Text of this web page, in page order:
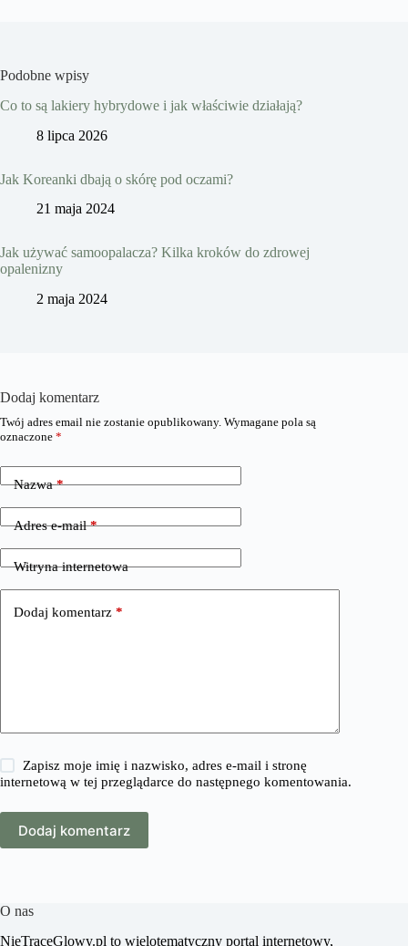
Podobne wpisy
Co to są lakiery hybrydowe i jak właściwie działają?
8 lipca 2026
Jak Koreanki dbają o skórę pod oczami?
21 maja 2024
Jak używać samoopalacza? Kilka kroków do zdrowej
opalenizny
2 maja 2024
Dodaj komentarz
Twój adres email nie zostanie opublikowany. Wymagane pola są
oznaczone *
Nazwa*
Adres e-mail*
Witryna internetowa
Dodaj komentarz *
Zapisz moje imię i nazwisko, adres e-mail i stronę
internetową w tej przeglądarce do następnego komentowania.
Dodaj komentarz
O nas
​NieTraceGlowy.pl to wielotematyczny portal internetowy,